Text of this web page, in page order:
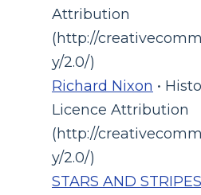
Attribution
(http://
y/2.0/)
Richard Nixon •
Licence Attribution
(http://
y/2.0/)
STARS AND